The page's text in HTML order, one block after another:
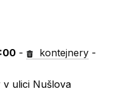
- kontejnery -
v ulici Nušlova